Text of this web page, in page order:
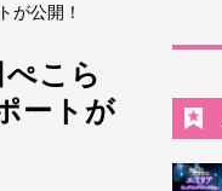
が公開！
こら
ートが